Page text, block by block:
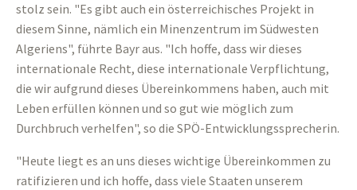
stolz sein. "Es gibt auch ein österreichisches Projekt in
diesem Sinne, nämlich ein Minenzentrum im Südwesten
Algeriens", führte Bayr aus. "Ich hoffe, dass wir dieses
internationale Recht, diese internationale Verpflichtung,
die wir aufgrund dieses Übereinkommens haben, auch mit
Leben erfüllen können und so gut wie möglich zum
Durchbruch verhelfen", so die SPÖ-Entwicklungssprecherin.
"Heute liegt es an uns dieses wichtige Übereinkommen zu
ratifizieren und ich hoffe, dass viele Staaten unserem